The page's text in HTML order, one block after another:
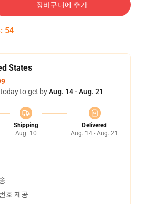
장바구니에 추가
: 54
States
to get byAug. 14 - Aug. 21
Shipping
Aug. 10
Delivered
Aug. 14 - Aug. 21
호 제공